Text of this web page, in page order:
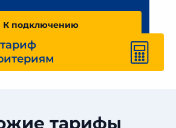
К подключению
тарифы